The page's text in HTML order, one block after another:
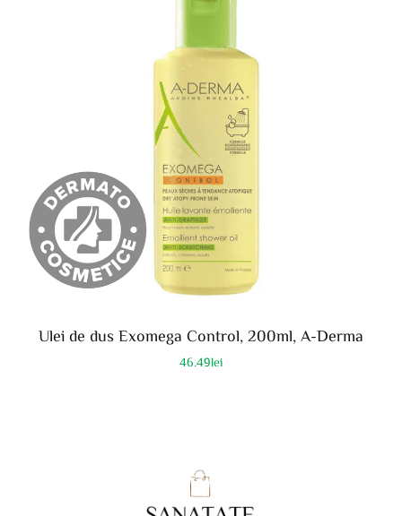
Ulei de dus Exomega Control, 200ml, A-Derma
46.49lei